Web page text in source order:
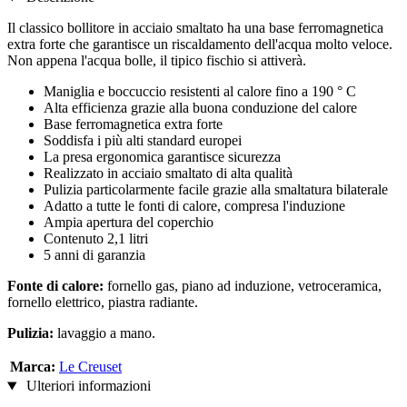
Il classico bollitore in acciaio smaltato ha una base ferromagnetica
extra forte che garantisce un riscaldamento dell'acqua molto veloce.
Non appena l'acqua bolle, il tipico fischio si attiverà.
Maniglia e boccuccio resistenti al calore fino a 190 ° C
Alta efficienza grazie alla buona conduzione del calore
Base ferromagnetica extra forte
Soddisfa i più alti standard europei
La presa ergonomica garantisce sicurezza
Realizzato in acciaio smaltato di alta qualità
Pulizia particolarmente facile grazie alla smaltatura bilaterale
Adatto a tutte le fonti di calore, compresa l'induzione
Ampia apertura del coperchio
Contenuto 2,1 litri
5 anni di garanzia
Fonte di calore: fornello gas, piano ad induzione, vetroceramica,
fornello elettrico, piastra radiante.
Pulizia: lavaggio a mano.
Marca: Le Creuset
Ulteriori informazioni